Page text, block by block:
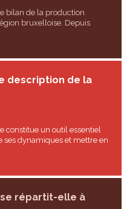
bilan de la production
bruxelloise. Depuis
description de la
constitue un outil essentiel
dynamiques et mettre en
répartit-elle à